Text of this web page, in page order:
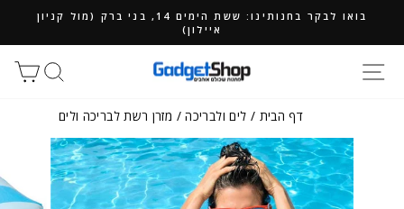
בואו לבקר בחנותינו: ששת הימים 14, בני ברק (מול קניון
איילון)
חיפוש
דף הבית / לים ולבריכה / מזרן רשת לבריכה ולים